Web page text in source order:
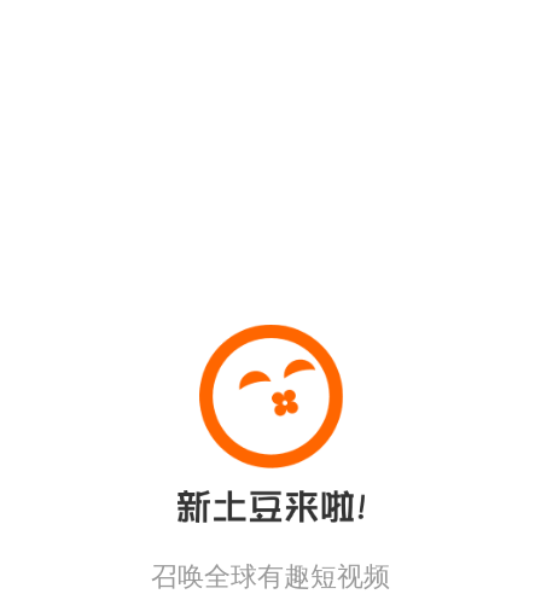
召唤全球有趣短视频